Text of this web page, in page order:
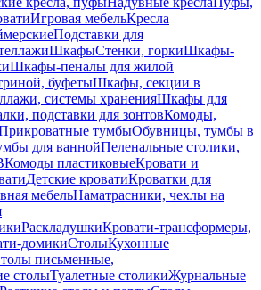
Игровая мебельКресла
Подставки для
ШкафыСтенки, горкиШкафы-
Шкафы-пеналы для жилой
буфетыШкафы, секции в
системы храненияШкафы для
подставки для зонтовКомоды,
тумбыОбувницы, тумбы в
для ваннойПеленальные столики,
Комоды пластиковыеКровати и
Детские кроватиКроватки для
мебельНаматрасники, чехлы на
РаскладушкиКровати-трансформеры,
домикиСтолыКухонные
письменные,
столыТуалетные столикиЖурнальные